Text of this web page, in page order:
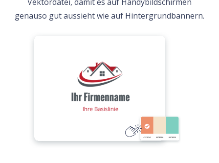
genauso gut aussieht wie auf Hintergrundbannern.